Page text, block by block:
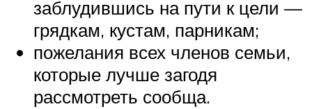
заблудившись на пути к цели —
грядкам, кустам, парникам;
пожелания всех членов семьи,
которые лучше загодя
рассмотреть сообща.